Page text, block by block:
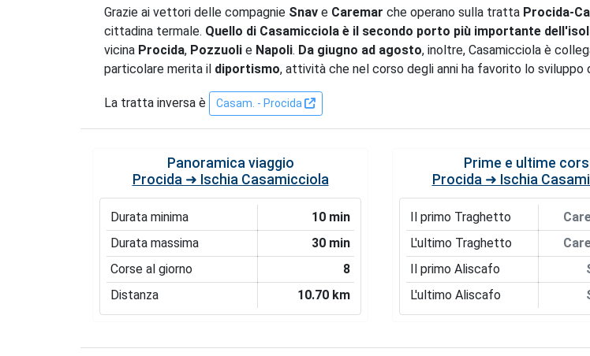
Grazie ai vettori delle compagnie Snav e Caremar che operano sulla tratta Procida-
cittadina termale. Quello di Casamicciola è il secondo porto più importante
vicina Procida, Pozzuoli e Napoli. Da giugno ad agosto, inoltre, Casamicciola è
particolare merita il diportismo, attività che nel corso degli anni ha favorito lo sviluppo
La tratta inversa è Casam. - Procida
Panoramica viaggio
Procida ➜ Ischia Casamicciola
Durata minima
10 min
Durata massima
30 min
Corse al giorno
8
Distanza
10.70 km
Prime e ultime
Procida ➜ Ischia
Il primo Traghetto
L'ultimo Traghetto
Il primo Aliscafo
L'ultimo Aliscafo